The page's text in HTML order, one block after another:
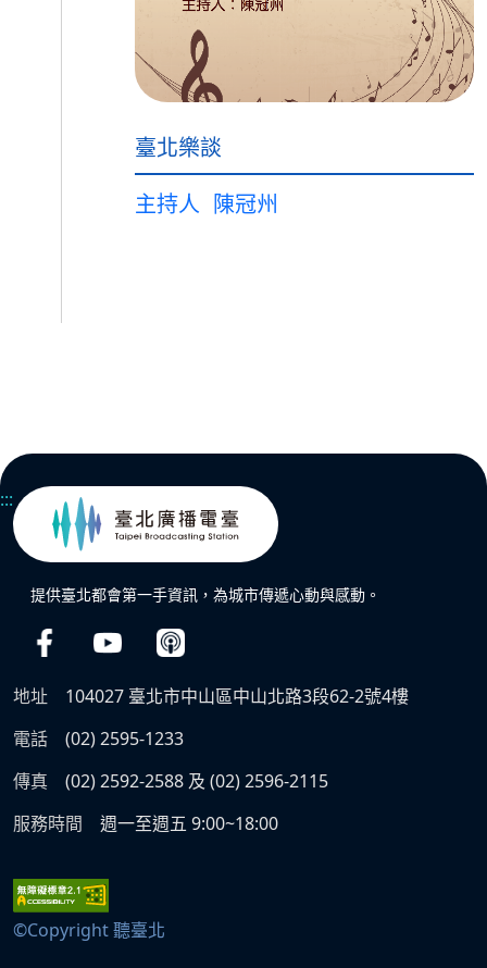
臺北樂談
主持人 陳冠州
:::
提供臺北都會第一手資訊，為城市傳遞心動與感動。
地址
104027 臺北市中山區中山北路3段62-2號4樓
電話
(02) 2595-1233
傳真
(02) 2592-2588 及 (02) 2596-2115
服務時間
週一至週五 9:00~18:00
©Copyright 聽臺北